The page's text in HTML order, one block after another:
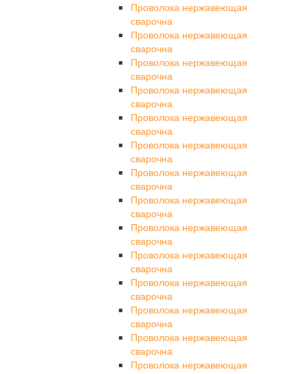
Проволока нержавеющая
сварочна
Проволока нержавеющая
сварочна
Проволока нержавеющая
сварочна
Проволока нержавеющая
сварочна
Проволока нержавеющая
сварочна
Проволока нержавеющая
сварочна
Проволока нержавеющая
сварочна
Проволока нержавеющая
сварочна
Проволока нержавеющая
сварочна
Проволока нержавеющая
сварочна
Проволока нержавеющая
сварочна
Проволока нержавеющая
сварочна
Проволока нержавеющая
сварочна
Проволока нержавеющая